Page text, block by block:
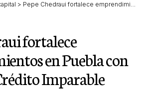
> Pepe Chedraui fortalece emprendimientos en Puebla con apoyos de Crédito Imparable
fortalece
en Puebla con
Imparable